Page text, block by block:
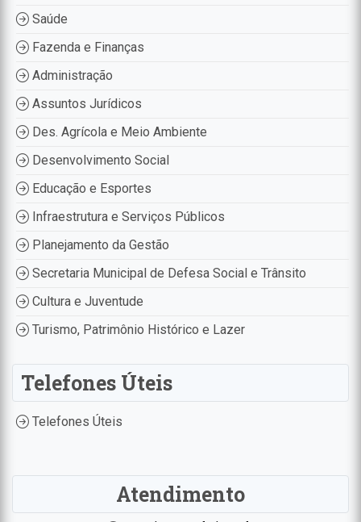
Saúde
Fazenda e Finanças
Administração
Assuntos Jurídicos
Des. Agrícola e Meio Ambiente
Desenvolvimento Social
Educação e Esportes
Infraestrutura e Serviços Públicos
Planejamento da Gestão
Secretaria Municipal de Defesa Social e Trânsito
Cultura e Juventude
Turismo, Patrimônio Histórico e Lazer
Telefones Úteis
Telefones Úteis
Atendimento